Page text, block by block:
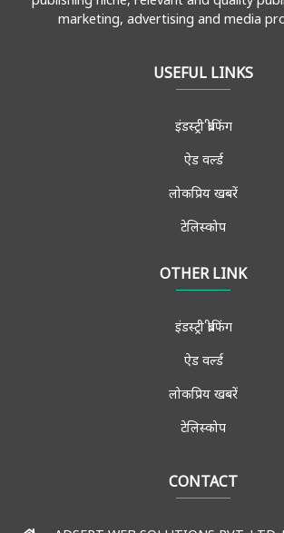
marketing, advertising and media
USEFUL LINKS
इंडस्ट्री ब्रीफिंग
ऐड वर्ल्ड
लोकप्रिय खबरें
टेलिस्कोप
विचार मंच
साक्षात्कार
मीडिया फोरम
मुख्य खबरें
एडमिशन-जॉब्स
OTHER LINK
इंडस्ट्री ब्रीफिंग
ऐड वर्ल्ड
लोकप्रिय खबरें
टेलिस्कोप
CONTACT